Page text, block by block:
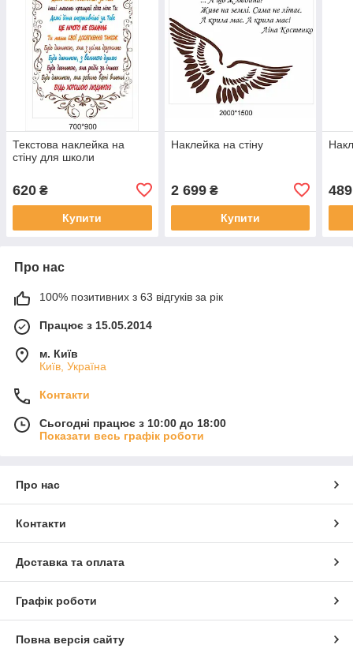
Текстова наклейка на
стіну для школи
620 ₴
Купити
Наклейка на стіну
2 699₴
Купити
489
Про нас
100% позитивних з 63 відгуків за рік
Працює з 15.05.2014
м. Київ
Київ, Україна
Контакти
Сьогодні працює з 10:00 до 18:00
Показати весь графік роботи
Про нас
Контакти
Доставка та оплата
Графік роботи
Повна версія сайту